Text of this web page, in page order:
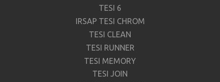
TESI 6
IRSAP TESI CHROM
TESI CLEAN
TESI RUNNER
TESI MEMORY
TESI JOIN